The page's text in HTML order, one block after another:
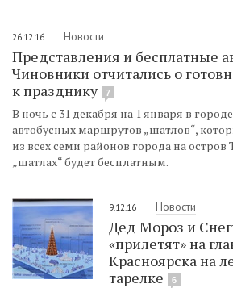
26.12.16 Новости
Представления и бесплатные
Чиновники отчитались о
к празднику
7
В ночь с 31 декабря на 1 января в
автобусных маршрутов „шатлов“,
из всех семи районов города на
„шатлах“ будет бесплатным.
9.12.16 Новости
Дед Мороз и
«прилетят» на
Красноярска на
тарелке
6